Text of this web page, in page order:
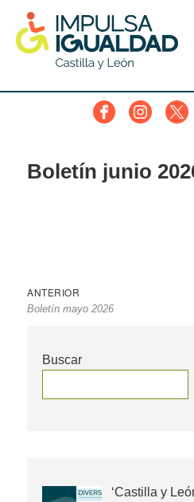
content
FacebookInstagram
Boletín junio
Navegación
de
ANTERIOR
anterior
Boletín mayo 2026
Buscar
‘Castilla y